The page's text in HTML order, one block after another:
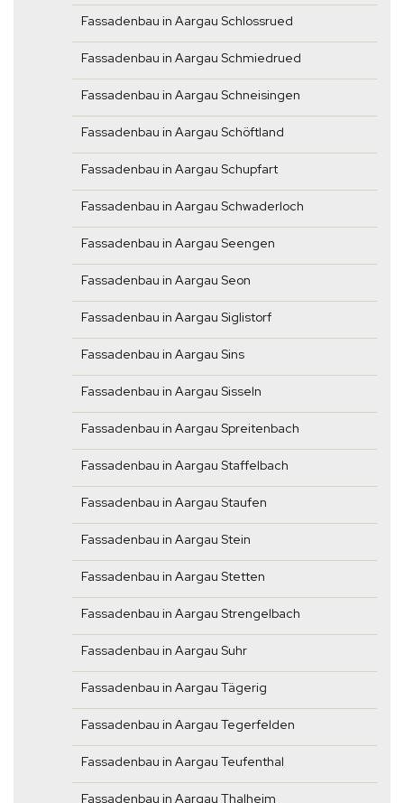
Fassadenbau in Aargau Schlossrued
Fassadenbau in Aargau Schmiedrued
Fassadenbau in Aargau Schneisingen
Fassadenbau in Aargau Schöftland
Fassadenbau in Aargau Schupfart
Fassadenbau in Aargau Schwaderloch
Fassadenbau in Aargau Seengen
Fassadenbau in Aargau Seon
Fassadenbau in Aargau Siglistorf
Fassadenbau in Aargau Sins
Fassadenbau in Aargau Sisseln
Fassadenbau in Aargau Spreitenbach
Fassadenbau in Aargau Staffelbach
Fassadenbau in Aargau Staufen
Fassadenbau in Aargau Stein
Fassadenbau in Aargau Stetten
Fassadenbau in Aargau Strengelbach
Fassadenbau in Aargau Suhr
Fassadenbau in Aargau Tägerig
Fassadenbau in Aargau Tegerfelden
Fassadenbau in Aargau Teufenthal
Fassadenbau in Aargau Thalheim